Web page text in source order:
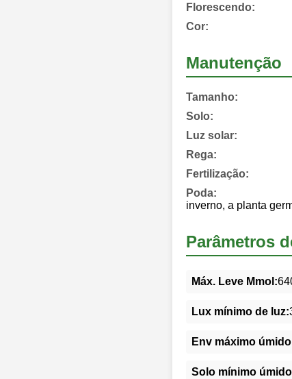
Florescendo:
Cor:
Manutenção
Tamanho:
Solo:
Luz solar:
Rega:
Fertilização:
Poda:
inverno, a planta
Parâmetros
Máx. Leve Mmol:
Lux mínimo de luz:
Env máximo
Solo mínimo